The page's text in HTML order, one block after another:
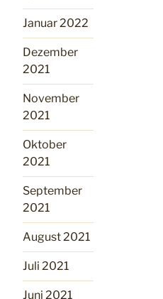
Januar 2022
Dezember
2021
November
2021
Oktober
2021
September
2021
August 2021
Juli 2021
Juni 2021